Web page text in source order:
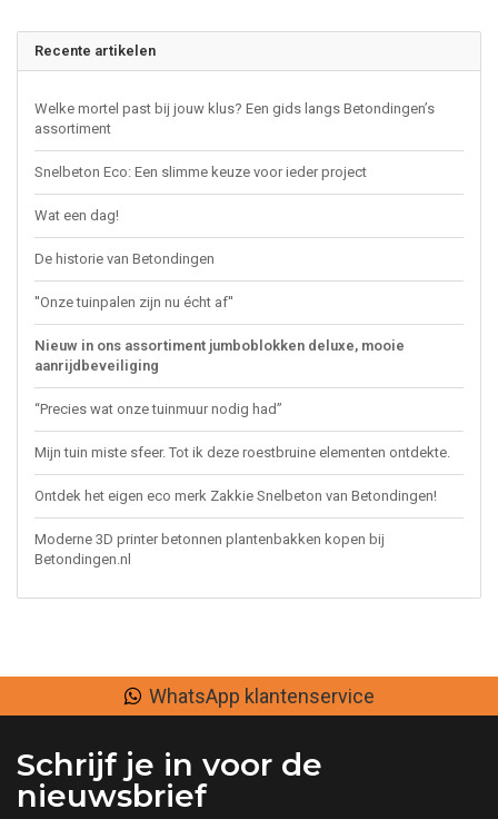
Recente artikelen
Welke mortel past bij jouw klus? Een gids langs Betondingen’s
assortiment
Snelbeton Eco: Een slimme keuze voor ieder project
Wat een dag!
De historie van Betondingen
''Onze tuinpalen zijn nu écht af''
Nieuw in ons assortiment jumboblokken deluxe, mooie
aanrijdbeveiliging
“Precies wat onze tuinmuur nodig had”
Mijn tuin miste sfeer. Tot ik deze roestbruine elementen ontdekte.
Ontdek het eigen eco merk Zakkie Snelbeton van Betondingen!
Moderne 3D printer betonnen plantenbakken kopen bij
Betondingen.nl
WhatsApp klantenservice
Schrijf je in voor de
nieuwsbrief